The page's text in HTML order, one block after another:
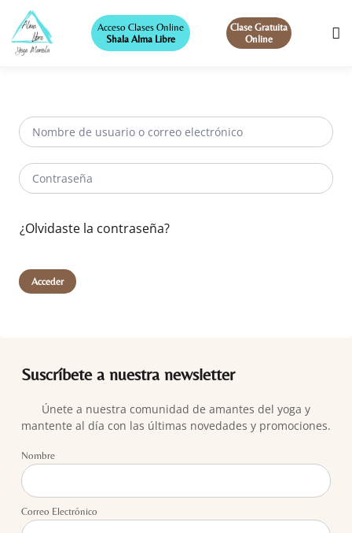
Acceso Clases Online
Shala Alma Libre
Clase Gratuita
Online
¿Olvidaste la contraseña?
Acceder
Suscríbete a nuestra newsletter
Únete a nuestra comunidad de amantes del yoga y
mantente al día con las últimas novedades y promociones.
Nombre
Correo Electrónico